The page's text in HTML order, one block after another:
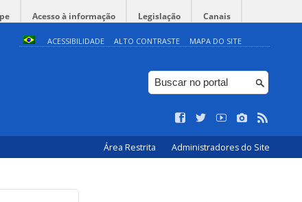
Acesso à informação Legislação Canais
ACESSIBILIDADE ALTO CONTRASTE MAPA DO SITE
Área Restrita Administradores do Site